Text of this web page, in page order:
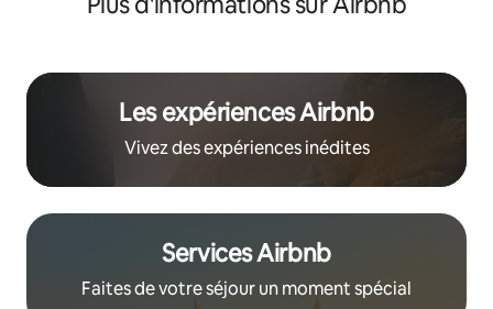
Les expériences Airbnb
Vivez des expériences inédites
Services Airbnb
Faites de votre séjour un moment spécial